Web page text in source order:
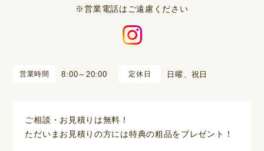
※営業電話はご遠慮ください
営業時間 8:00～20:00 定休日 日曜、祝日
ご相談・お見積りは無料！
ただいまお見積りの方には特典の粗品をプレゼント！